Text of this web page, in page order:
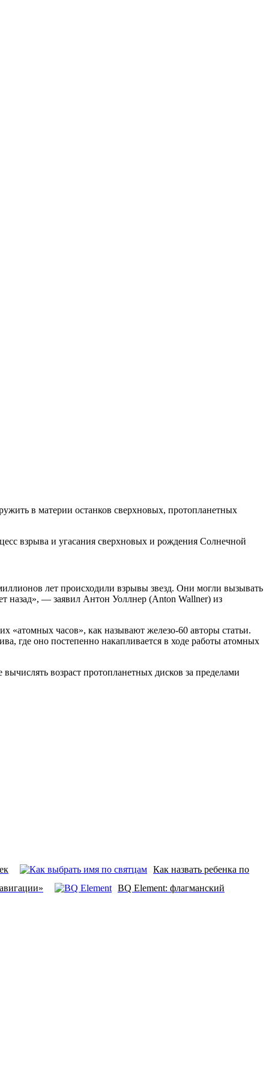
в материи останков сверхновых, протопланетных
взрыва и угасания сверхновых и рождения Солнечной
лет происходили взрывы звезд. Они могли вызывать
назад», — заявил Антон Уоллнер (Anton Wallner) из
«атомных часов», как называют железо-60 авторы статьи.
где оно постепенно накапливается в ходе работы атомных
возраст протопланетных дисков за пределами
Как назвать ребенка по
BQ Element: флагманский